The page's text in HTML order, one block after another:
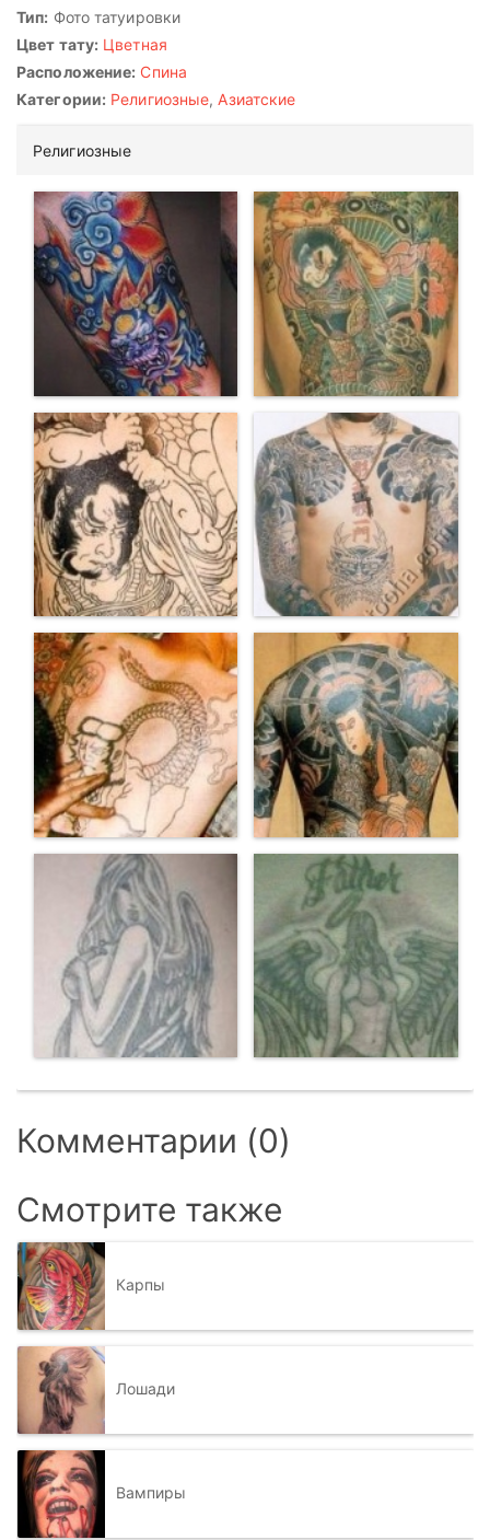
Тип: Фото татуировки
Цвет тату: Цветная
Расположение: Спина
Категории: Религиозные, Азиатские
Религиозные
Комментарии (0)
Смотрите также
Карпы
Лошади
Вампиры